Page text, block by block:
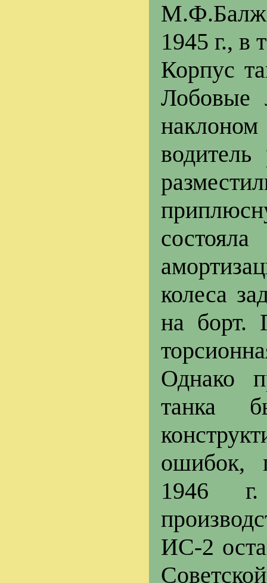
1945 г., в
Корпус
Лобовые
колеса
на борт.
Однако
танка
ошибок,
1946
ИС-2